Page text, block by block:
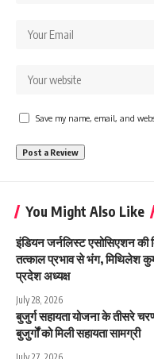
Save my name, email, and
You Might Also Like
इंडियन जर्नलिस्ट एसोसिएशन की
तत्काल प्रभाव से भंग, मिथिलेश
प्रदेश अध्यक्ष
July 28, 2026
बुजुर्ग सहायता योजना के तीसरे
बुजुर्गों को मिली सहायता सामग्री